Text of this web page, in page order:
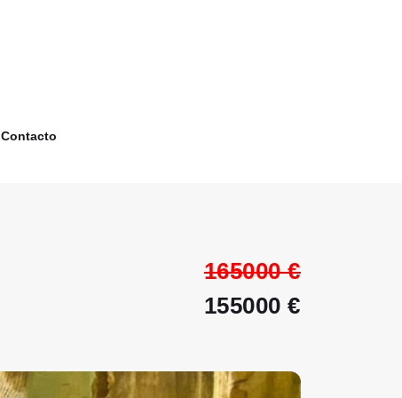
Contacto
165000 €
155000 €